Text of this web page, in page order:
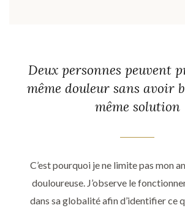
Deux personnes peuvent
même douleur sans avoir
même solution
C’est pourquoi je ne limite pas mon
douloureuse. J’observe le
dans sa globalité afin d’identifier ce